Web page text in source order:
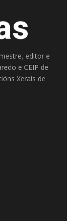
editor e
e CEIP de
Xerais de